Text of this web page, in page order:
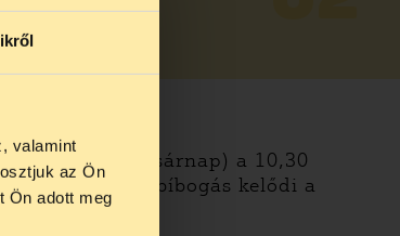
valamint
az Ön
Ön adott meg
án (hizottó vasárnap) a 10,30
pancs, polott bíbogás kelődi a
fáriusban